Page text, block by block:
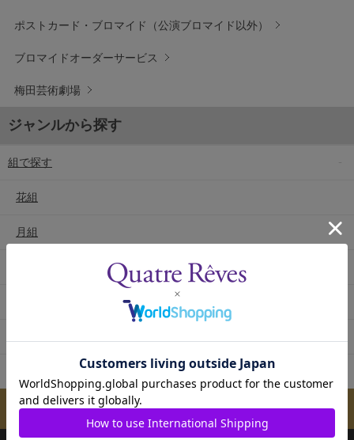
ポストカード・ブロマイド（公演ブロマイド以外）
ブロマイドオーダーサービス
梅田芸術劇場
ジャンルから探す
組で探す
花組
月組
メールマガジンのご案内